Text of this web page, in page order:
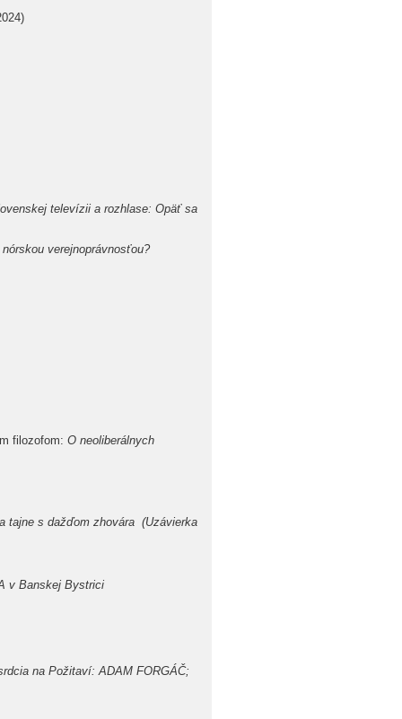
televízii a rozhlase: Opäť sa
verejnoprávnosťou?
filozofom: O neoliberálnych
tajne s dažďom zhovára (Uzávierka
v Banskej Bystrici
na Požitaví: ADAM FORGÁČ;